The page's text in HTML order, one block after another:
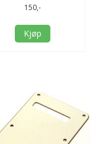
humbucker - sort -
150,-
Kjøp